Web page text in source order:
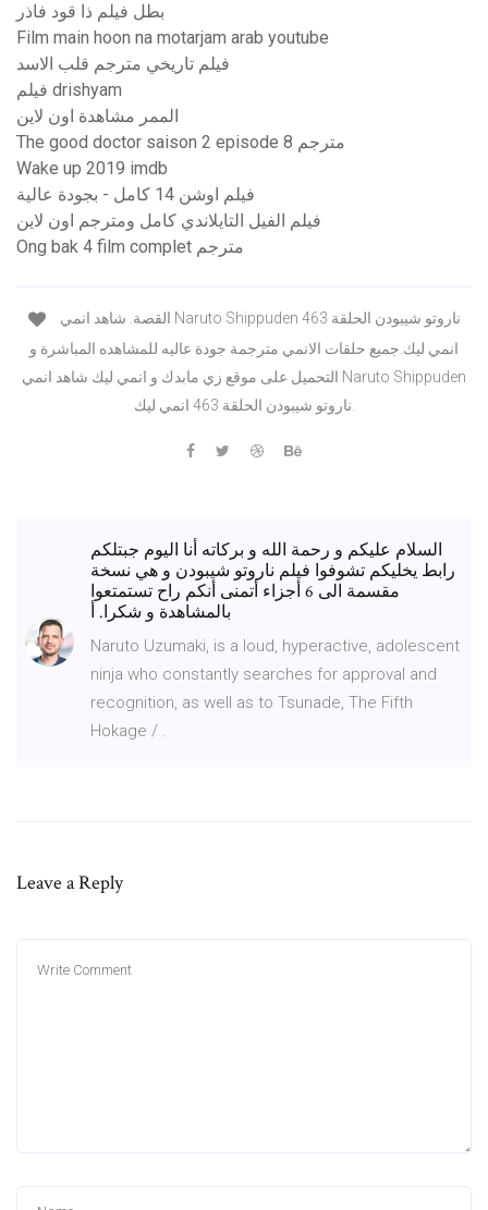
بطل فيلم ذا قود فاذر
Film main hoon na motarjam arab youtube
فيلم تاريخي مترجم قلب الاسد
فيلم drishyam
الممر مشاهدة اون لاين
The good doctor saison 2 episode 8 مترجم
Wake up 2019 imdb
فيلم اوشن 14 كامل - بجودة عالية
فيلم الفيل التايلاندي كامل ومترجم اون لاين
Ong bak 4 film complet مترجم
انمي ليك.جميع حلقات الانمي مترجمة جودة عاليه للمشاهده المباشرة و
التحميل على موقع زي مابدك و انمي ليك شاهد انمي Naruto Shippuden
السلام عليكم و رحمة الله و بركاته أنا اليوم جبتلكم
رابط يخليكم تشوفوا فيلم ناروتو شيبودن و هي نسخة
مقسمة الى 6 أجزاء أتمنى أنكم راح تستمتعوا
بالمشاهدة و شكرا. أ
Naruto Uzumaki, is a loud, hyperactive, adolescent
ninja who constantly searches for approval and
recognition, as well as to Tsunade, The Fifth
Hokage / .
Leave a Reply